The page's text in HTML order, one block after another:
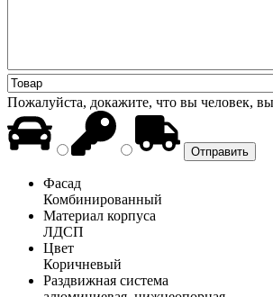
Пожалуйста, докажите, что вы человек,
Фасад
Комбинированный
Материал корпуса
ЛДСП
Цвет
Коричневый
Раздвижная система